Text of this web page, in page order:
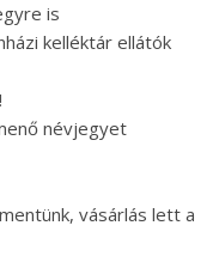
is
kelléktár ellátók
névjegyet
vásárlás lett a